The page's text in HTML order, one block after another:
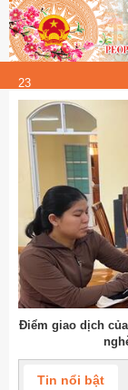
Thứ 6, 7/8/2026
23
:
23
26
Điểm giao dịch
Tin nổi bật